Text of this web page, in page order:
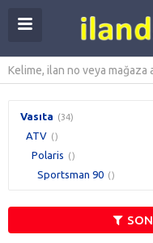
Vasıta (34)
ATV ()
Polaris ()
Sportsman 90 ()